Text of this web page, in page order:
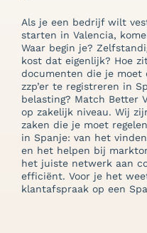
Als je een bedrijf wilt
starten in Valencia,
Waar begin je?
kost dat eigenlijk? Hoe
documenten die je moet
zzp’er te registreren in
belasting? Match Better
op zakelijk niveau. Wij
zaken die je moet
in Spanje: van het
en het helpen bij
het juiste netwerk aan
efficiënt. Voor je het
klantafspraak op een